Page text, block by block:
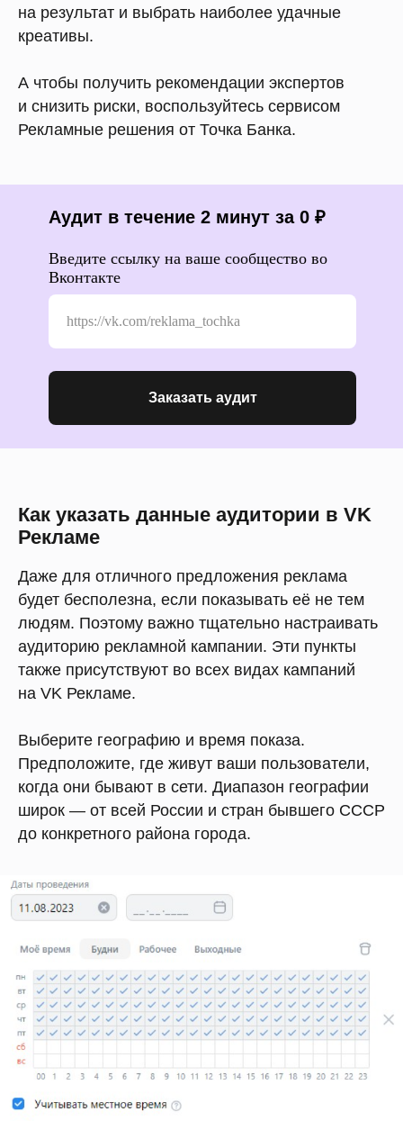
на результат и выбрать наиболее удачные
креативы.
А чтобы получить рекомендации экспертов
и снизить риски, воспользуйтесь сервисом
Рекламные решения от Точка Банка.
Аудит в течение 2 минут за 0 ₽
Введите ссылку на ваше сообщество во
Вконтакте
Заказать аудит
Как указать данные аудитории в VK
Рекламе
Даже для отличного предложения реклама
будет бесполезна, если показывать её не тем
людям. Поэтому важно тщательно настраивать
аудиторию рекламной кампании. Эти пункты
также присутствуют во всех видах кампаний
на VK Рекламе.
Выберите географию и время показа.
Предположите, где живут ваши пользователи,
когда они бывают в сети. Диапазон географии
широк — от всей России и стран бывшего СССР
до конкретн ого района города.